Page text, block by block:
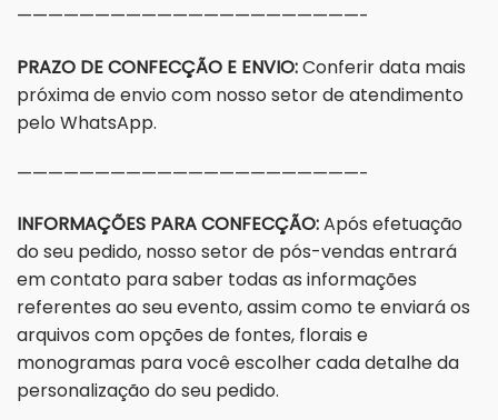
——————————————————————-
PRAZO DE CONFECÇÃO E ENVIO:Conferir data mais
próxima de envio com nosso setor de atendimento
pelo WhatsApp.
——————————————————————-
INFORMAÇÕES PARA CONFECÇÃO:Após efetuação
do seu pedido, nosso setor de pós-vendas entrará
em contato para saber todas as informações
referentes ao seu evento, assim como te enviará os
arquivos com opções de fontes, florais e
monogramas para você escolher cada detalhe da
personalização do seu pedido.